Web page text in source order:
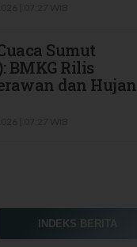
Sumut
BMKG Rilis
dan Hujan
INDEKS BERITA